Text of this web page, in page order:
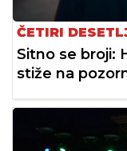
ČETIRI
Sitno se broji:
stiže na